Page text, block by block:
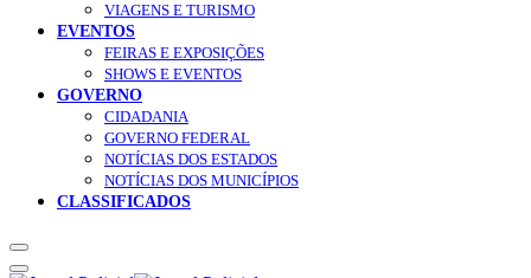
VIAGENS E TURISMO
EVENTOS
FEIRAS E EXPOSIÇÕES
SHOWS E EVENTOS
GOVERNO
CIDADANIA
GOVERNO FEDERAL
NOTÍCIAS DOS ESTADOS
NOTÍCIAS DOS MUNICÍPIOS
CLASSIFICADOS